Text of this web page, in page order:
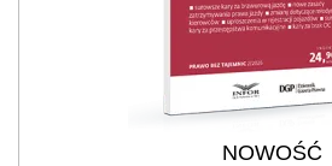
NOWOŚĆ